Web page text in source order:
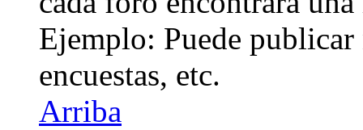
Ejemplo: Puede publicar
encuestas, etc.
Arriba